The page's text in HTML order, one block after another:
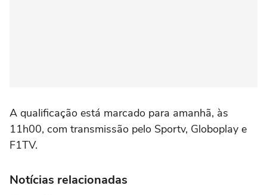
A qualificação está marcado para amanhã, às
11h00, com transmissão pelo Sportv, Globoplay e
F1TV.
Notícias relacionadas